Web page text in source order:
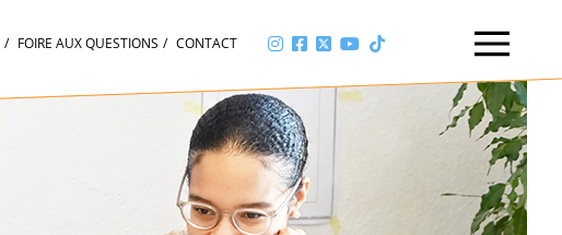
FOIRE AUX QUESTIONS CONTACT